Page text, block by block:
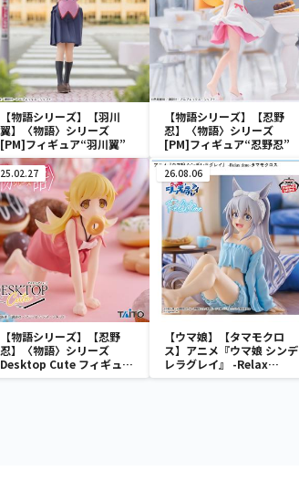
【物語シリーズ】【羽川
翼】〈物語〉シリーズ
[PM]フィギュア“羽川翼”
【物語シリーズ】【忍野
忍】〈物語〉シリーズ
[PM]フィギュア“忍野忍”
25.02.27
【物語シリーズ】【忍野
忍】〈物語〉シリーズ
Desktop Cute フィギュ
ア 忍野忍
26.08.06
【ウマ娘】【タマモクロ
ス】アニメ『ウマ娘 シンデ
レラグレイ』 -Relax
time-タマモクロス